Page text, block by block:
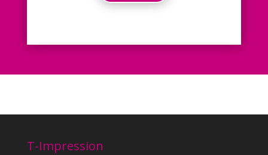
T-Impression